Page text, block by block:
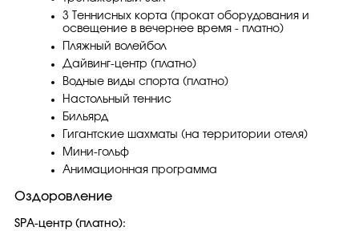
3 Теннисных корта (прокат оборудования и
освещение в вечернее время - платно)
Пляжный волейбол
Дайвинг-центр (платно)
Водные виды спорта (платно)
Настольный теннис
Бильярд
Гигантские шахматы (на территории отеля)
Мини-гольф
Анимационная программа
Оздоровление
SPA-центр (платно):